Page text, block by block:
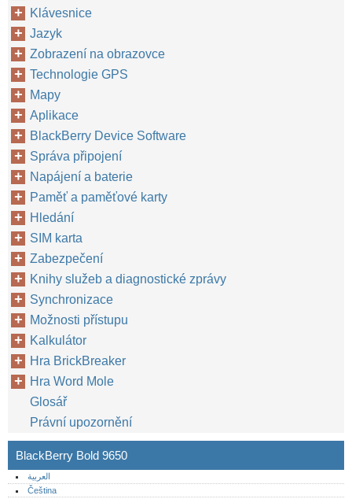
Klávesnice
Jazyk
Zobrazení na obrazovce
Technologie GPS
Mapy
Aplikace
BlackBerry Device Software
Správa připojení
Napájení a baterie
Paměť a paměťové karty
Hledání
SIM karta
Zabezpečení
Knihy služeb a diagnostické zprávy
Synchronizace
Možnosti přístupu
Kalkulátor
Hra BrickBreaker
Hra Word Mole
Glosář
Právní upozornění
BlackBerry Bold 9650
العربية
Čeština